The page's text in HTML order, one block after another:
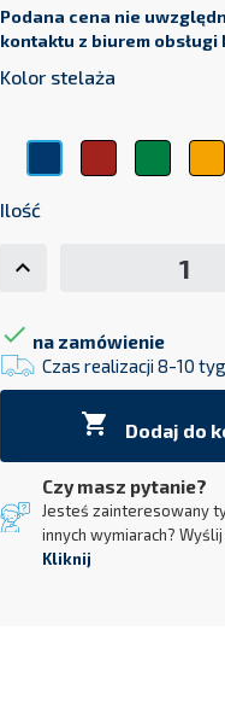
Podana cena nie
kontaktu z biurem obsługi
Kolor stelaża
CzerwonyZielony
Ilość
 na zamówienie
Czas realizacji 8-10
 Dodaj do
Czy masz pytanie?
Jesteś zainteresowany
innych wymiarach?
Kliknij